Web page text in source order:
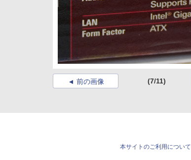
前の画像 (7/11)
本サイトのご利用について